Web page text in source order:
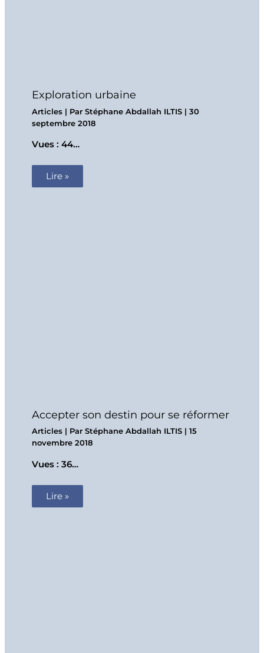
Exploration urbaine
Articles| Par Stéphane Abdallah ILTIS | 30
septembre 2018
Vues : 44…
Lire »
Accepter son destin pour se réformer
Articles| Par Stéphane Abdallah ILTIS | 15
novembre 2018
Vues : 36…
Lire »